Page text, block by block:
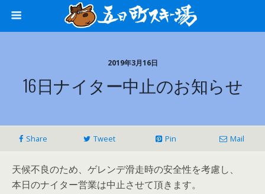
2019年3月16日
16日ナイター中止のお知らせ
Share Tweet Pin Mail
天候不良のため、ゲレンデ滑走時の安全性を考慮し、
本日のナイター営業は中止させて頂きます。